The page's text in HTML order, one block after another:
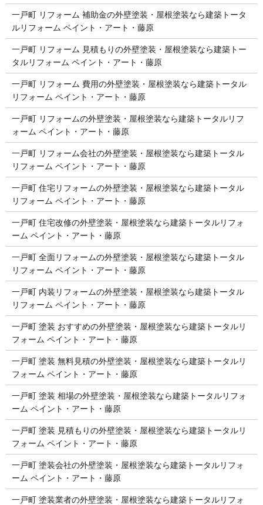
一戸町 リフォーム 補助金の外壁塗装・屋根塗装なら建築トータ
ルリフォーム ペイント・アート・藤原
一戸町 リフォーム 見積もりの外壁塗装・屋根塗装なら建築トー
タルリフォーム ペイント・アート・藤原
一戸町 リフォーム 費用の外壁塗装・屋根塗装なら建築トータル
リフォーム ペイント・アート・藤原
一戸町 リフォームの外壁塗装・屋根塗装なら建築トータルリフ
ォーム ペイント・アート・藤原
一戸町 リフォーム会社の外壁塗装・屋根塗装なら建築トータル
リフォーム ペイント・アート・藤原
一戸町 住宅リフォームの外壁塗装・屋根塗装なら建築トータル
リフォーム ペイント・アート・藤原
一戸町 住宅改修の外壁塗装・屋根塗装なら建築トータルリフォ
ーム ペイント・アート・藤原
一戸町 全面リフォームの外壁塗装・屋根塗装なら建築トータル
リフォーム ペイント・アート・藤原
一戸町 内装リフォームの外壁塗装・屋根塗装なら建築トータル
リフォーム ペイント・アート・藤原
一戸町 塗装 おすすめの外壁塗装・屋根塗装なら建築トータルリ
フォーム ペイント・アート・藤原
一戸町 塗装 無料見積の外壁塗装・屋根塗装なら建築トータルリ
フォーム ペイント・アート・藤原
一戸町 塗装 相場の外壁塗装・屋根塗装なら建築トータルリフォ
ーム ペイント・アート・藤原
一戸町 塗装 見積もりの外壁塗装・屋根塗装なら建築トータルリ
フォーム ペイント・アート・藤原
一戸町 塗装会社の外壁塗装・屋根塗装なら建築トータルリフォ
ーム ペイント・アート・藤原
一戸町 塗装業者の外壁塗装・屋根塗装なら建築トータルリフォ